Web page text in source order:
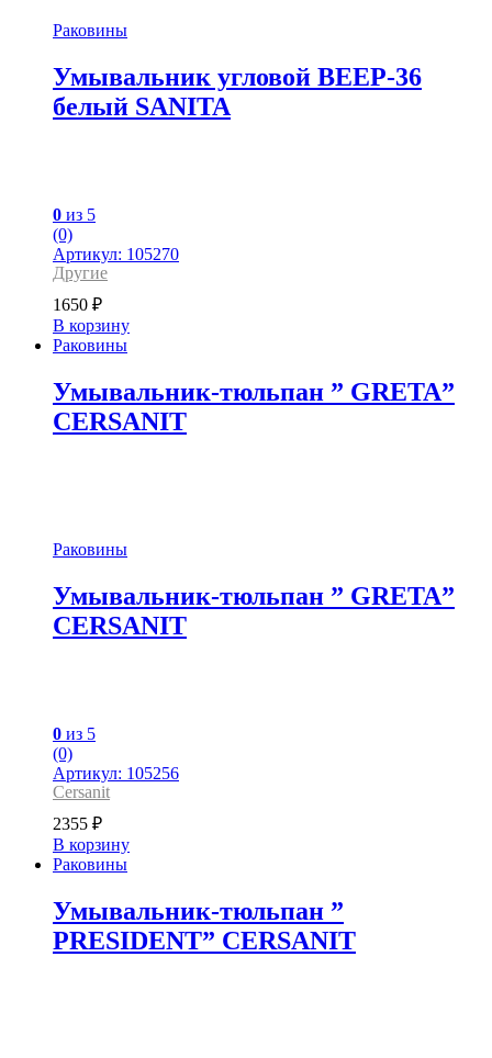
Раковины
Умывальник угловой ВЕЕР-36
белый SANITA
0 из 5
(0)
Артикул: 105270
Другие
1650 ₽
В корзину
Раковины
Умывальник-тюльпан ” GRETA”
CERSANIT
Раковины
Умывальник-тюльпан ” GRETA”
CERSANIT
0 из 5
(0)
Артикул: 105256
Cersanit
2355 ₽
В корзину
Раковины
Умывальник-тюльпан ”
PRESIDENT” CERSANIT